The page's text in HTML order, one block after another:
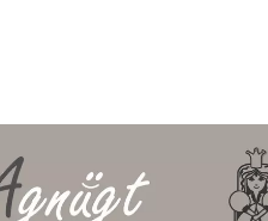
306 cm, mit Federkernpolsterung,
cm, Mega-Sofa im XXL-Format,